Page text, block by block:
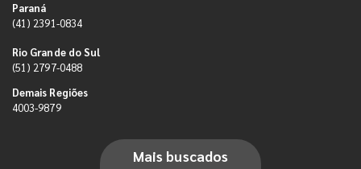
Paraná
(41) 2391-0834
Rio Grande do Sul
(51) 2797-0488
Demais Regiões
4003-9879
Mais buscados